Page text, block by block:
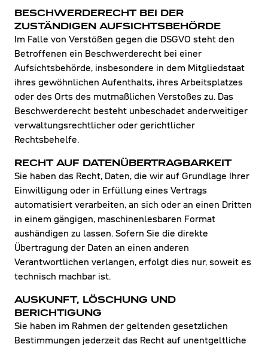
BESCHWERDE­RECHT BEI DER
ZUSTÄNDIGEN AUFSICHTS­BEHÖRDE
Im Falle von Verstößen gegen die DSGVO steht den
Betroffenen ein Beschwerderecht bei einer
Aufsichtsbehörde, insbesondere in dem Mitgliedstaat
ihres gewöhnlichen Aufenthalts, ihres Arbeitsplatzes
oder des Orts des mutmaßlichen Verstoßes zu. Das
Beschwerderecht besteht unbeschadet anderweitiger
verwaltungsrechtlicher oder gerichtlicher
Rechtsbehelfe.
RECHT AUF DATEN­ÜBERTRAG­BARKEIT
Sie haben das Recht, Daten, die wir auf Grundlage Ihrer
Einwilligung oder in Erfüllung eines Vertrags
automatisiert verarbeiten, an sich oder an einen Dritten
in einem gängigen, maschinenlesbaren Format
aushändigen zu lassen. Sofern Sie die direkte
Übertragung der Daten an einen anderen
Verantwortlichen verlangen, erfolgt dies nur, soweit es
technisch machbar ist.
AUSKUNFT, LÖSCHUNG UND
BERICHTIGUNG
Sie haben im Rahmen der geltenden gesetzlichen
Bestimmungen jederzeit das Recht auf unentgeltliche